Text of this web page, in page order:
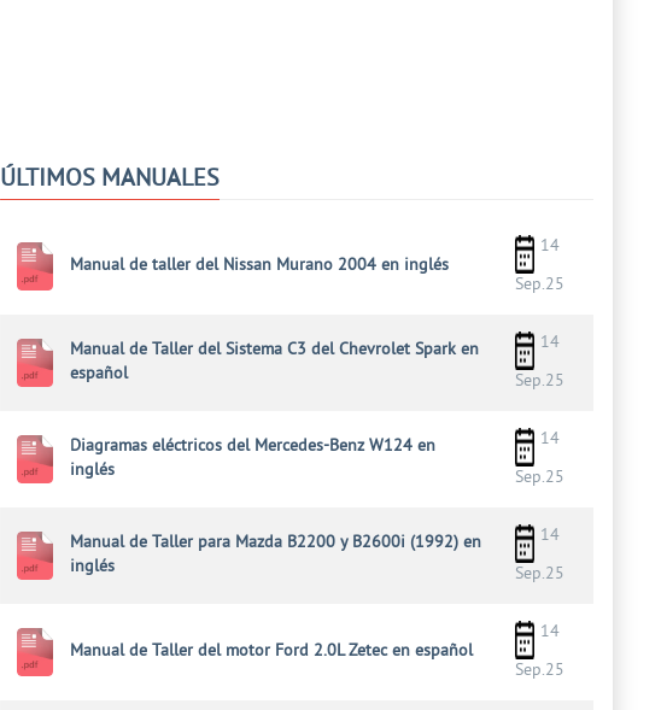
ÚLTIMOS MANUALES
Manual de taller del Nissan Murano 2004 en inglés
14
Sep.25
Manual de Taller del Sistema C3 del Chevrolet Spark en
español
14
Sep.25
Diagramas eléctricos del Mercedes-Benz W124 en
inglés
14
Sep.25
Manual de Taller para Mazda B2200 y B2600i (1992) en
inglés
14
Sep.25
Manual de Taller del motor Ford 2.0L Zetec en español
14
Sep.25